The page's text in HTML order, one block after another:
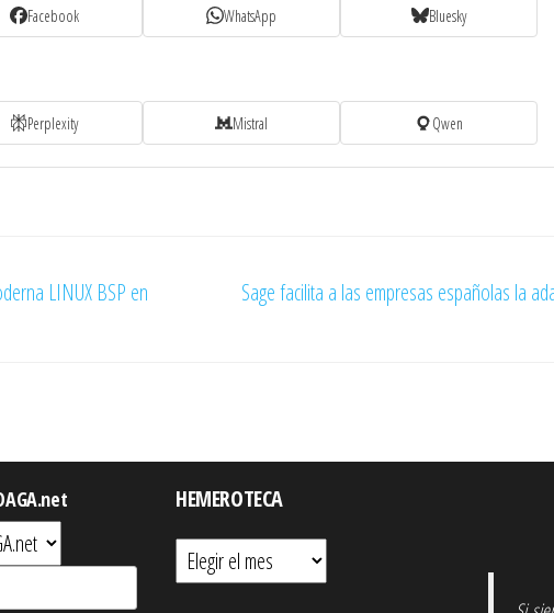
Facebook WhatsApp Bluesky
Perplexity Mistral Qwen
LINUX BSP en
Sage facilita a las empresas españolas la
HEMEROTECA
Hemeroteca